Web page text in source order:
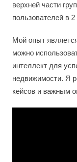
верхней части
пользователей в
Мой опыт
можно
интеллект для
недвижимости. Я
кейсов и важным